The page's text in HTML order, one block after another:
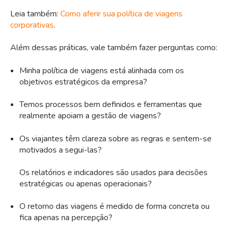
Leia também: Como aferir sua política de viagens
corporativas.
Além dessas práticas, vale também fazer perguntas como:
Minha política de viagens está alinhada com os
objetivos estratégicos da empresa?
Temos processos bem definidos e ferramentas que
realmente apoiam a gestão de viagens?
Os viajantes têm clareza sobre as regras e sentem-se
motivados a segui-las?
Os relatórios e indicadores são usados para decisões
estratégicas ou apenas operacionais?
O retorno das viagens é medido de forma concreta ou
fica apenas na percepção?